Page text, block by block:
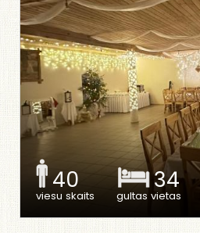
40
viesu skaits
34
gultas vietas